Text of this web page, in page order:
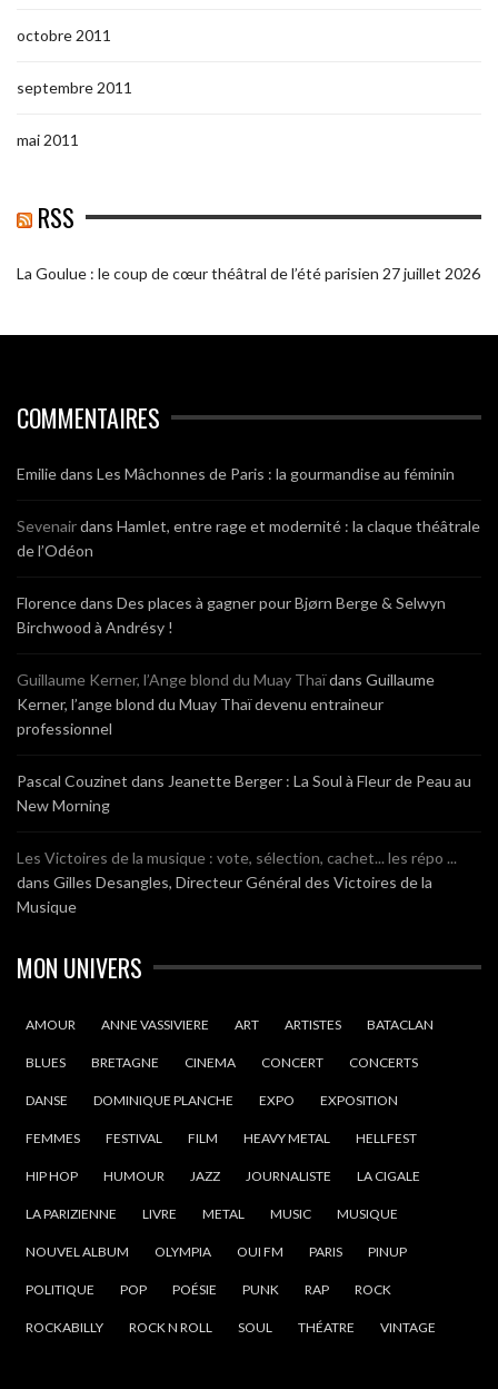
octobre 2011
septembre 2011
mai 2011
RSS
La Goulue : le coup de cœur théâtral de l’été parisien 27 juillet 2026
COMMENTAIRES
Emiliedans Les Mâchonnes de Paris : la gourmandise au féminin
Sevenairdans Hamlet, entre rage et modernité : la claque théâtrale
de l’Odéon
Florencedans Des places à gagner pour Bjørn Berge & Selwyn
Birchwood à Andrésy !
Guillaume Kerner, l’Ange blond du Muay Thaïdans Guillaume
Kerner, l’ange blond du Muay Thaï devenu entraineur
professionnel
Pascal Couzinet dans Jeanette Berger : La Soul à Fleur de Peau au
New Morning
Les Victoires de la musique : vote, sélection, cachet... les répo ...
dans Gilles Desangles, Directeur Général des Victoires de la
Musique
MON UNIVERS
AMOUR ANNE VASSIVIERE ART ARTISTES BATACLAN
BLUES BRETAGNE CINEMA CONCERT CONCERTS
DANSE DOMINIQUE PLANCHE EXPO EXPOSITION
FEMMES FESTIVAL FILM HEAVY METAL HELLFEST
HIP HOP HUMOUR JAZZ JOURNALISTE LA CIGALE
LA PARIZIENNE LIVRE METAL MUSIC MUSIQUE
NOUVEL ALBUM OLYMPIA OUI FM PARIS PINUP
POLITIQUE POP POÉSIE PUNK RAP ROCK
ROCKABILLY ROCK N ROLL SOUL THÉATRE VINTAGE